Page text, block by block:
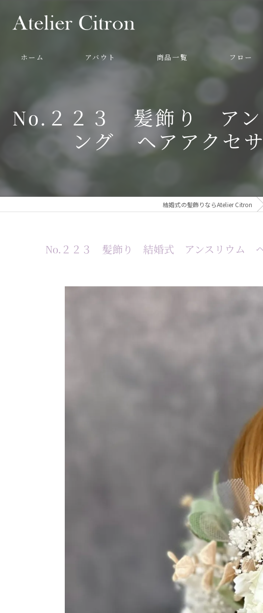
ホーム アバウト 商品一覧 フロー
No.２２３ 髪飾り アン
ング ヘアアクセ
結婚式の髪飾りならAtelier Citron
No.２２３ 髪飾り 結婚式 アンスリウム